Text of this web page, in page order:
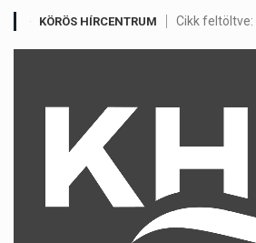
KÖRÖS HÍRCENTRUM Cikk feltöltve: